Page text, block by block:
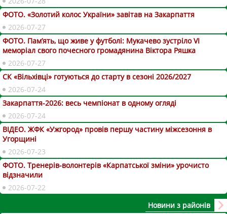
ФОТО. «Золотий колос України» завітав на Закарпаття
2026-07-27
ФОТО. Пам’ять, що живе у футболі: Мукачево зустріло VI
меморіал свого почесного громадянина Віктора Ряшка
2026-07-27
СК «Вільхівці» готуються до старту в сезоні 2026/2027
2026-07-24
Закарпаття-2026: весь чемпіонат в одному огляді
2026-07-24
ВІДЕО. ЖФК «Ужгород» провів першу частину міжсезоння в
Угорщині
2026-07-23
ФОТО. Тренерів-волонтерів «Карпатської зміни» урочисто
відзначили
2026-07-22
Новини з районів